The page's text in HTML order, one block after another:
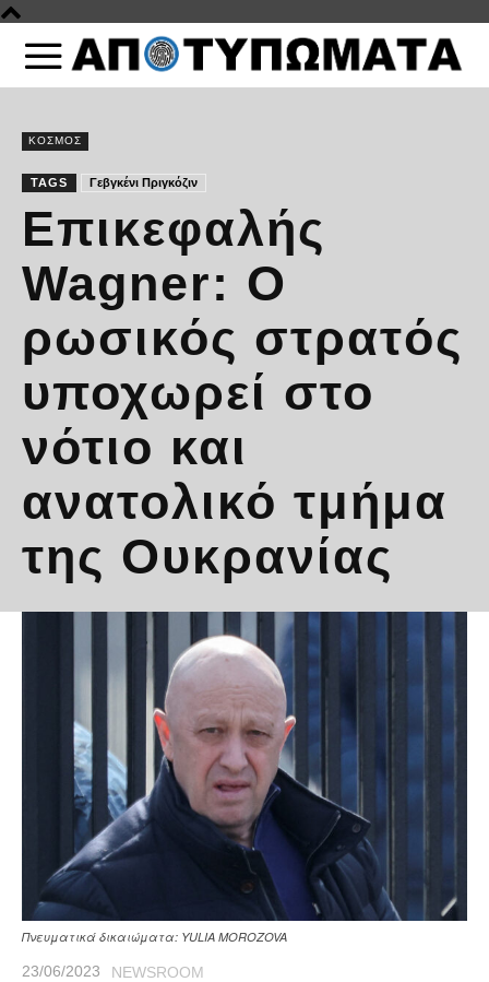
ΚΟΣΜΟΣ
TAGS Γεβγκένι Πριγκόζιν
Επικεφαλής
Wagner: Ο
ρωσικός στρατός
υποχωρεί στο
νότιο και
ανατολικό τμήμα
της Ουκρανίας
Πνευματικά δικαιώματα: YULIA MOROZOVA
23/06/2023 NEWSROOM